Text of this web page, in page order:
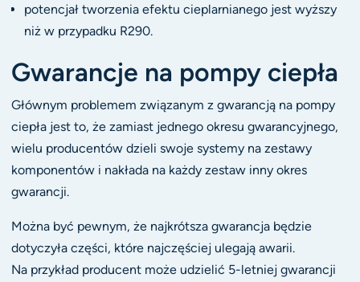
potencjał tworzenia efektu cieplarnianego jest wyższy
niż w przypadku R290.
Gwarancje na pompy ciepła
Głównym problemem związanym z gwarancją na pompy
ciepła jest to, że zamiast jednego okresu gwarancyjnego,
wielu producentów dzieli swoje systemy na zestawy
komponentów i nakłada na każdy zestaw inny okres
gwarancji.
Można być pewnym, że najkrótsza gwarancja będzie
dotyczyła części, które najczęściej ulegają awarii.
Na przykład producent może udzielić 5-letniej gwarancji